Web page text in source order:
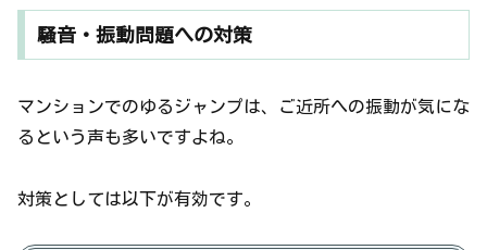
騒音・振動問題への対策
マンションでのゆるジャンプは、ご近所への振動が気にな
るという声も多いですよね。
対策としては以下が有効です。